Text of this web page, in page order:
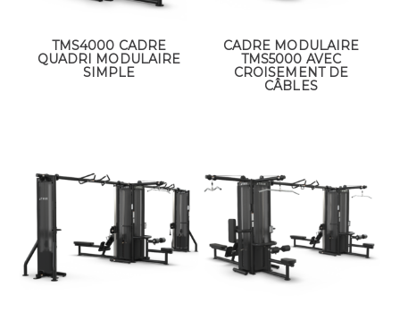
TMS4000 CADRE
QUADRI MODULAIRE
SIMPLE
CADRE MODULAIRE
TMS5000 AVEC
CROISEMENT DE
CÂBLES